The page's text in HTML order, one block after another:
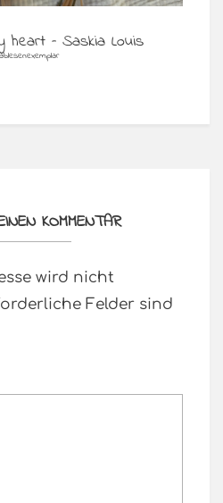
heart – Saskia Louis
KOMMENTAR
wird nicht
Felder sind